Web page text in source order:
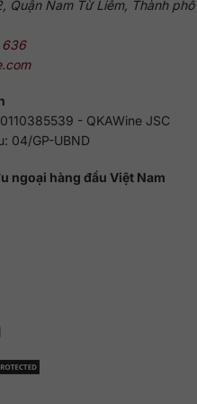
Quận Nam Từ Liêm, Thành phố
- QKAWine JSC
04/GP-UBND
ngoại hàng đầu Việt Nam